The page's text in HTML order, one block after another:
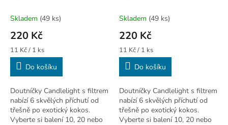
Skladem (49 ks)
220 Kč
Měrná
cena:
11 Kč / 1 ks
Do košíku
Doutníčky Candlelight s filtrem
nabízí 6 skvělých příchutí od
třešně po exotický kokos.
Vyberte si balení 10, 20 nebo
Skladem (49 ks)
220 Kč
Měrná
cena:
11 Kč / 1 ks
Do košíku
Doutníčky Candlelight s filtrem
nabízí 6 skvělých příchutí od
třešně po exotický kokos.
Vyberte si balení 10, 20 nebo